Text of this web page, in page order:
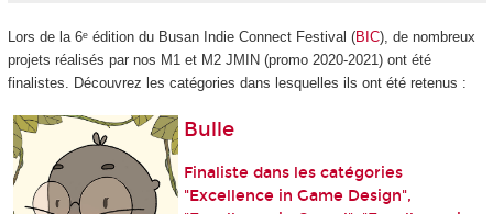
Lors de la 6ᵉ édition du Busan Indie Connect Festival (BIC), de nombreux
projets réalisés par nos M1 et M2 JMIN (promo 2020-2021) ont été
finalistes. Découvrez les catégories dans lesquelles ils ont été retenus :
Bulle
Finaliste dans les catégories
"Excellence in Game Design",